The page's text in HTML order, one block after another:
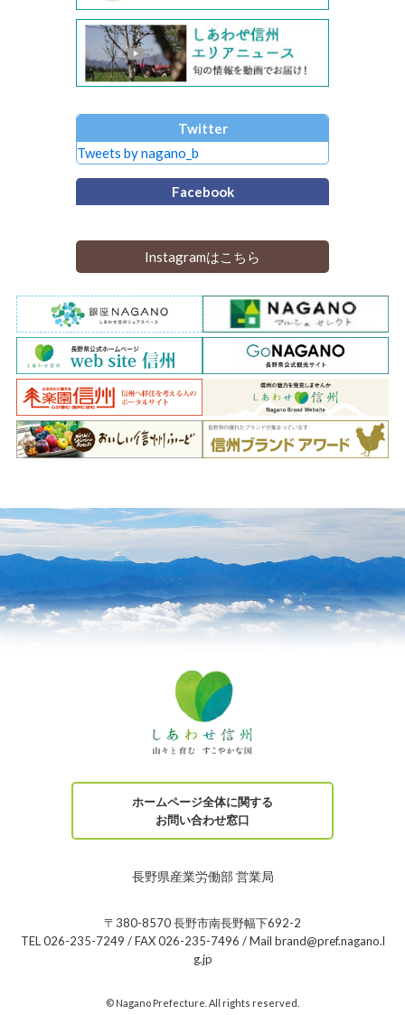
Twitter
Tweets by nagano_b
Facebook
Instagramはこちら
ホームページ全体に関する
お問い合わせ窓口
長野県産業労働部 営業局
〒380-8570 長野市南長野幅下692-2
TEL 026-235-7249 / FAX 026-235-7496 / Mail brand@pref.nagano.l
g.jp
© Nagano Prefecture. All rights reserved.